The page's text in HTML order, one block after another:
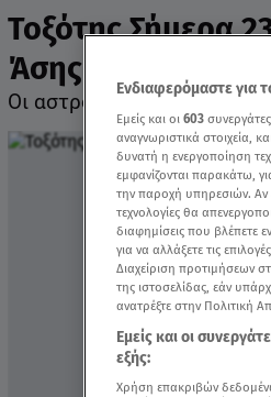
Τοξότης Σήμερα
Άσης Μπήλιου -
Οι αστρολογικές
Ενδιαφερόμαστε για
Εμείς και οι 603
αναγνωριστικά στοιχεία,
δυνατή η ενεργοποίηση
εμφανίζονται παρακάτω,
την παροχή υπηρεσιών.
τεχνολογίες θα
διαφημίσεις που βλέπετε
για να αλλάξετε τις
Διαχείριση προτιμήσεων
της ιστοσελίδας, εάν
ανατρέξτε στην Πολιτική
Εμείς και οι
εξής:
Χρήση επακριβών